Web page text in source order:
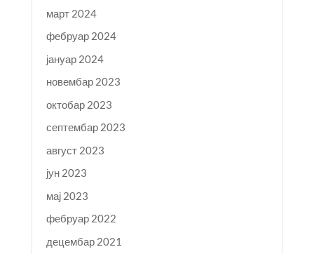
март 2024
фебруар 2024
јануар 2024
новембар 2023
октобар 2023
септембар 2023
август 2023
јун 2023
мај 2023
фебруар 2022
децембар 2021